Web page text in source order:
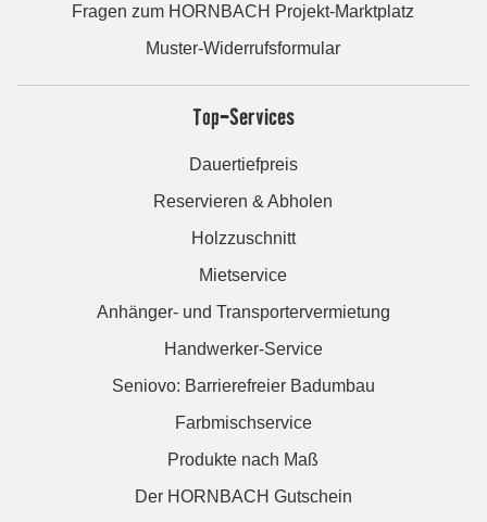
Fragen zum HORNBACH Projekt-Marktplatz
Muster-Widerrufsformular
Top-Services
Dauertiefpreis
Reservieren & Abholen
Holzzuschnitt
Mietservice
Anhänger- und Transportervermietung
Handwerker-Service
Seniovo: Barrierefreier Badumbau
Farbmischservice
Produkte nach Maß
Der HORNBACH Gutschein